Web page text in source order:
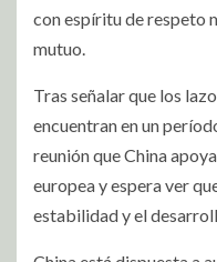
con espíritu de respeto
mutuo.
Tras señalar que los
encuentran en un
reunión que China
europea y espera ver
estabilidad y el